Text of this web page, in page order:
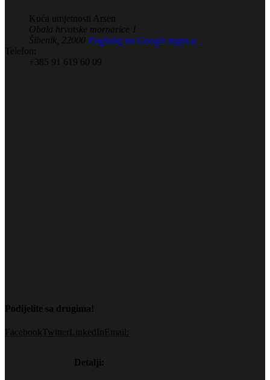
Kuća umjetnosti Arsen
Obala hrvatske mornarice 1
Šibenik
22000 Pogledaj na Google maps-u
Telefon:
+385 91 619 60 09
Podijelite sa drugima!
Facebook TwitterLinkedInEmail:
Detalji: